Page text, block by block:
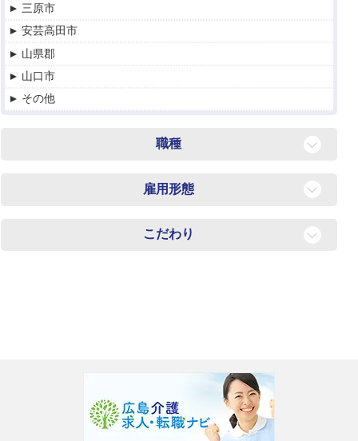
三原市
安芸高田市
山県郡
山口市
その他
職種
設備の設計・工事・保全・保守
IT・エンジニア系
雇用形態
こだわり